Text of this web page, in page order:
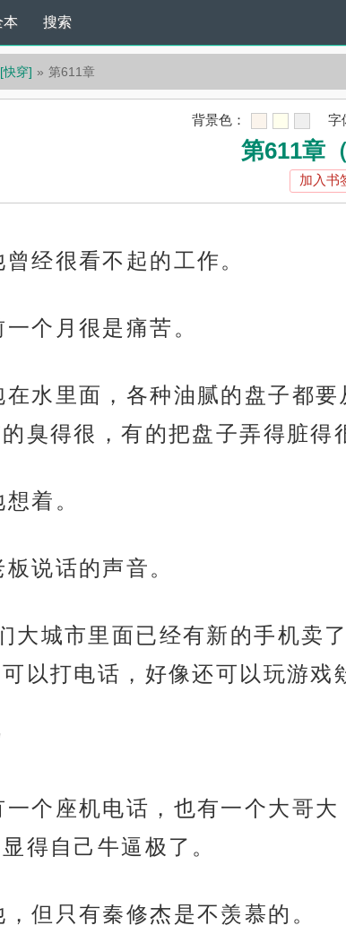
本 搜索
快穿] 第611章
背景色： 字
第611章
加入书
经很看不起的工作。
个月很是痛苦。
水里面，各种油腻的盘子都
臭得很，有的把盘子弄得脏得
着。
说话的声音。
大城市里面已经有新的手机卖
以打电话，好像还可以玩游戏
个座机电话，也有一个大哥
得自己牛逼极了。
但只有秦修杰是不羡慕的。